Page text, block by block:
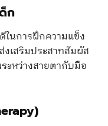
ก
ในการฝึกความแข็ง
เสริมประสาทสัมผัส
ะหว่างสายตากับมือ